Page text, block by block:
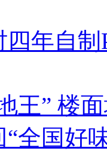
年自制
王” 楼
全国好